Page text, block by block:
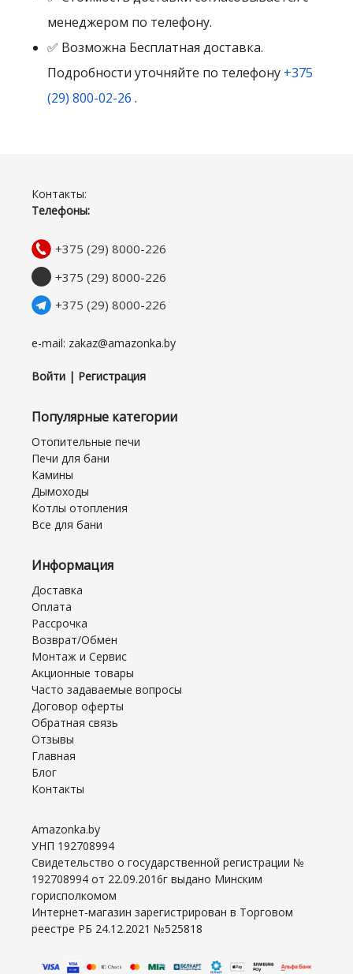
менеджером по телефону.
✅ Возможна Бесплатная доставка.
Подробности уточняйте по телефону +375
(29) 800-02-26 .
Контакты:
Телефоны:
+375 (29) 8000-226
+375 (29) 8000-226
+375 (29) 8000-226
e-mail: zakaz@amazonka.by
Войти | Регистрация
Популярные категории
Отопительные печи
Печи для бани
Камины
Дымоходы
Котлы отопления
Все для бани
Информация
Доставка
Оплата
Рассрочка
Возврат/Обмен
Монтаж и Сервис
Акционные товары
Часто задаваемые вопросы
Договор оферты
Обратная связь
Отзывы
Главная
Блог
Контакты
Amazonka.by
УНП 192708994
Свидетельство о государственной регистрации №
192708994 от 22.09.2016г выдано Минским
горисполкомом
Интернет-магазин зарегистрирован в Торговом
реестре РБ 24.12.2021 №525818